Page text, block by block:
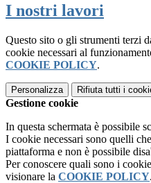
I nostri lavori
Questo sito o gli strumenti terzi
cookie necessari al
COOKIE POLICY.
Personalizza Rifiuta tutti i
Gestione cookie
In questa schermata è possibile
I cookie necessari sono quelli
piattaforma e non è possibile
Per conoscere quali sono i
visionare la COOKIE POLICY.